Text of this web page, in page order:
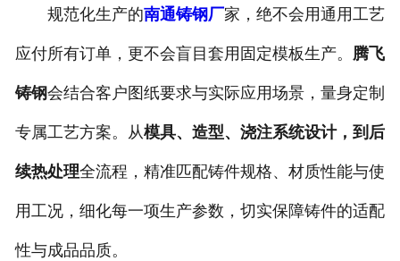
规范化生产的南通铸钢厂家，绝不会用通用工艺
应付所有订单，更不会盲目套用固定模板生产。 腾飞
铸钢会结合客户图纸要求与实际应用场景，量身定制
专属工艺方案。从模具、造型、浇注系统设计，到后
续热处理全流程，精准匹配铸件规格、材质性能与使
用工况，细化每一项生产参数，切实保障铸件的适配
性与成品品质。